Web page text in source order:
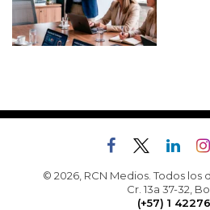
© 2026, RCN Medios. Todos los
Cr. 13a 37-32,
(+57) 1